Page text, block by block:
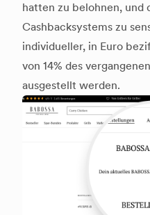
hatten zu belohnen, und
Cashbacksystems zu
individueller, in Euro
von 14% des
ausgestellt werden.